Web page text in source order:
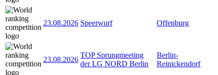
23.08.2026 Speerwurf Offenburg
23.08.2026
TOP Sprungmeeting
der LG NORD Berlin
Berlin-
Reinickendorf